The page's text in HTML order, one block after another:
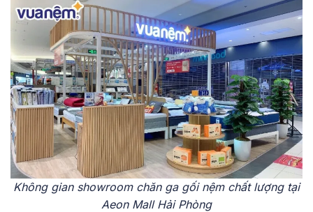
Không gian showroom chăn ga gối nệm chất lượng tại
Aeon Mall Hải Phòng